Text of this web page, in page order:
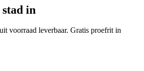
stad in
voorraad leverbaar. Gratis proefrit in